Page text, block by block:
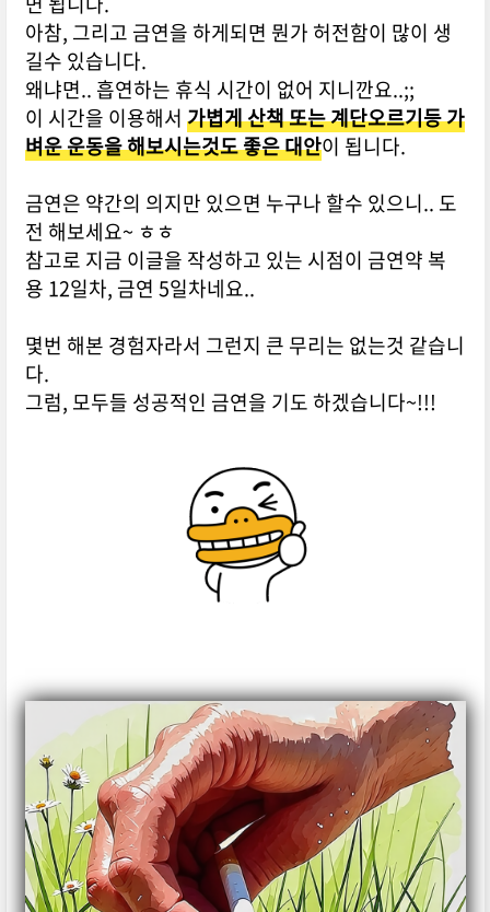
아참, 그리고 금연을 하게되면 뭔가 허전함이 많이 생
길수 있습니다.
왜냐면.. 흡연하는 휴식 시간이 없어 지니깐요..;;
이 시간을 이용해서 가볍게 산책 또는 계단오르기등 가
벼운 운동을 해보시는것도 좋은 대안이 됩니다.
금연은 약간의 의지만 있으면 누구나 할수 있으니.. 도
전 해보세요~ ㅎㅎ
참고로 지금 이글을 작성하고 있는 시점이 금연약 복
용 12일차, 금연 5일차네요..
몇번 해본 경험자라서 그런지 큰 무리는 없는것 같습니
다.
그럼, 모두들 성공적인 금연을 기도 하겠습니다~!!!